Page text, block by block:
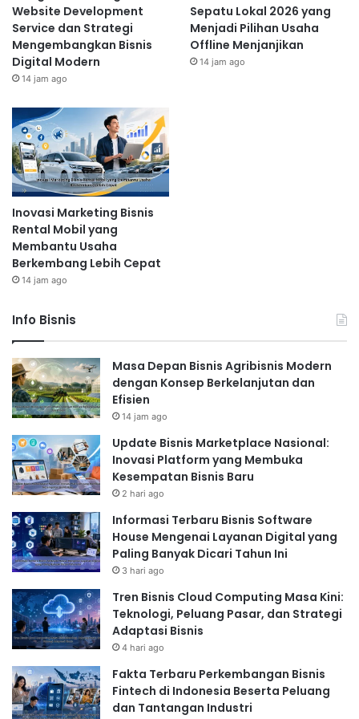
Mendorong Pertumbuhannya
2 hari ago
Perawatan Wajah
Perawatan wajah merupakan layanan yang paling
populer di salon kecantikan. Terdapat berbagai jenis
perawatan wajah, seperti facial cleansing, peeling,
masker wajah, dan microdermabrasi. Facial cleansing
membantu membersihkan pori-pori dari kotoran dan
minyak berlebih, sedangkan peeling membantu
mengangkat sel kulit mati untuk meregenerasi kulit
baru. Masker wajah memberikan nutrisi tambahan
pada kulit, sementara microdermabrasi membantu
Perawatan Tubuh
Selain perawatan wajah, salon kecantikan juga
menawarkan berbagai perawatan tubuh untuk
meningkatkan kesehatan dan kecantikan kulit Anda.
Beberapa perawatan tubuh yang populer meliputi body
membantu mengangkat sel kulit mati pada tubuh, body
wrap membantu meningkatkan sirkulasi darah dan
mengurangi selulit, sedangkan pijat relaksasi
membantu meredakan stres dan meningkatkan
relaksasi.
Read Also:
Dari Kotor dan Kusam Jadi Kinclong Maksimal!
Inilah Layanan Laundry Sepatu yang Bikin
Sepatumu Seperti Baru Lagi
Website Development
Service dan Strategi
Mengembangkan Bisnis
Digital Modern
14 jam ago
Sepatu Lokal 2026 yang
Menjadi Pilihan Usaha
Offline Menjanjikan
14 jam ago
Inovasi Marketing Bisnis
Rental Mobil yang
Membantu Usaha
Berkembang Lebih Cepat
14 jam ago
Info Bisnis
Masa Depan Bisnis Agribisnis Modern
dengan Konsep Berkelanjutan dan
Efisien
14 jam ago
Update Bisnis Marketplace Nasional:
Inovasi Platform yang Membuka
Kesempatan Bisnis Baru
2 hari ago
Informasi Terbaru Bisnis Software
House Mengenai Layanan Digital yang
Paling Banyak Dicari Tahun Ini
3 hari ago
Tren Bisnis Cloud Computing Masa Kini:
Teknologi, Peluang Pasar, dan Strategi
Adaptasi Bisnis
4 hari ago
Fakta Terbaru Perkembangan Bisnis
Fintech di Indonesia Beserta Peluang
dan Tantangan Industri